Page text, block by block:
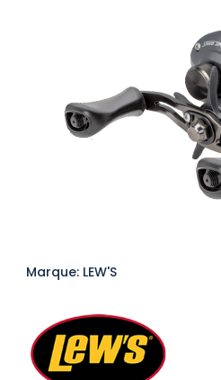
Marque: LEW'S